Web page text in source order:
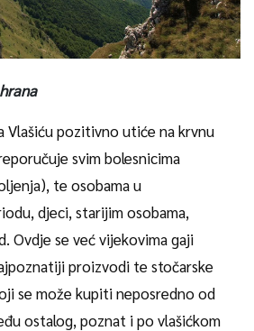
Vlašiću pozitivno utiće na krvnu
svim bolesnicima
te osobama u
djeci, starijim osobama,
Ovdje se već vijekovima gaji
proizvodi te stočarske
se može kupiti neposredno od
ostalog, poznat i po vlašićkom